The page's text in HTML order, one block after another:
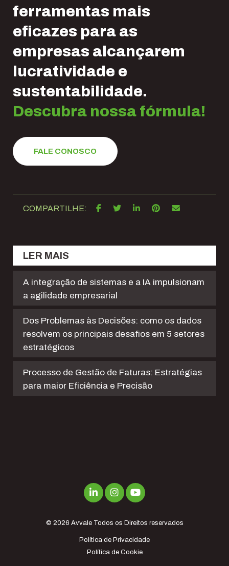
ferramentas mais
eficazes para as
empresas alcançarem
lucratividade e
sustentabilidade.
Descubra nossa fórmula!
FALE CONOSCO
COMPARTILHE:
LER MAIS
A integração de sistemas e a IA impulsionam
a agilidade empresarial
Dos Problemas às Decisões: como os dados
resolvem os principais desafios em 5 setores
estratégicos
Processo de Gestão de Faturas: Estratégias
para maior Eficiência e Precisão
© 2026 AvvaleTodos os Direitos reservados
Política de Privacidade
Política de Cookie